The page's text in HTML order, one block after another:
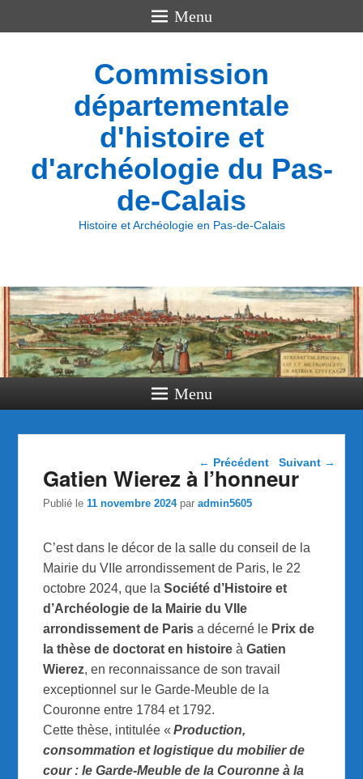
Menu
Commission
départementale
d'histoire et
d'archéologie du Pas-
de-Calais
Histoire et Archéologie en Pas-de-Calais
Menu
Navigation dans les
articles
← Précédent Suivant →
Gatien Wierez à l’honneur
Publié le11 novembre 2024 paradmin5605
C’est dans le décor de la salle du conseil de la
Mairie du VIIe arrondissement de Paris, le 22
octobre 2024, que laSociété d’Histoire et
d’Archéologie de la Mairie du VIIe
arrondissement de Paris a décerné le Prix de
la thèse de doctorat en histoire àGatien
Wierez, en reconnaissance de son travail
exceptionnel sur le Garde-Meuble de la
Couronne entre 1784 et 1792.
Cette thèse, intitulée «Production,
consommation et logistique du mobilier de
cour : le Garde-Meuble de la Couronne à la